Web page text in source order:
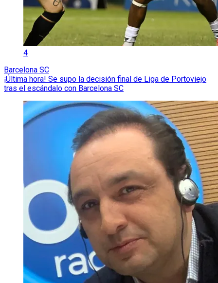
4
Barcelona SC
¡Última hora! Se supo la decisión final de Liga de Portoviejo
tras el escándalo con Barcelona SC